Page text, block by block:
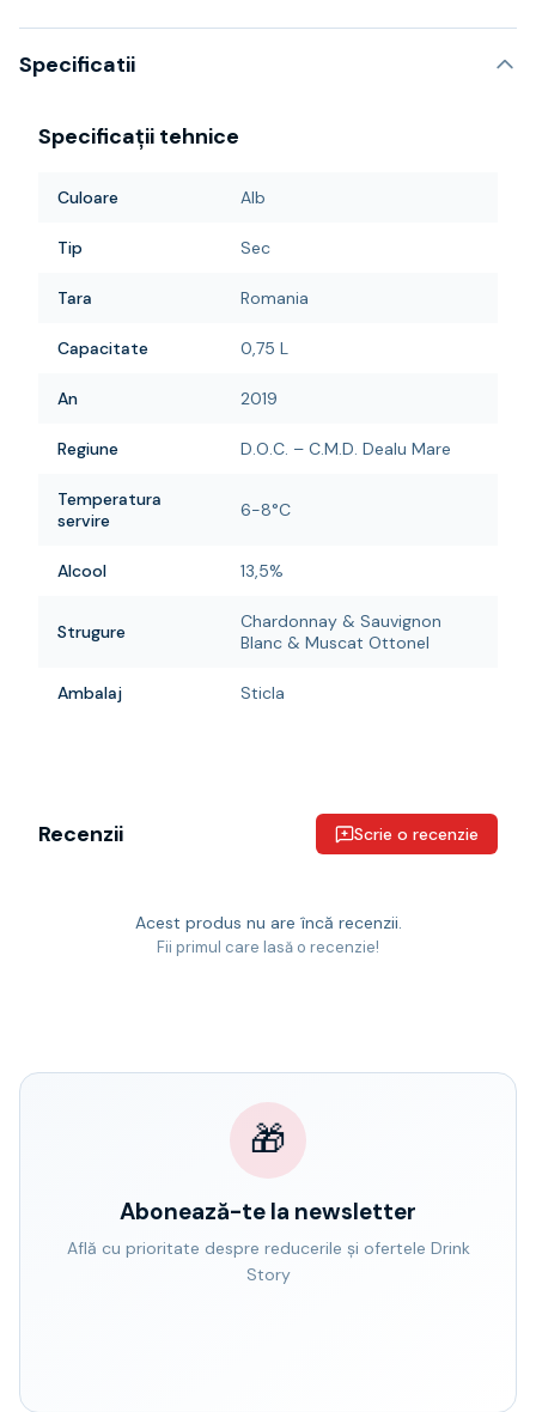
Specificatii
Specificații tehnice
Culoare Alb
Tip Sec
Tara Romania
Capacitate 0,75 L
An 2019
Regiune D.O.C. – C.M.D. Dealu Mare
Temperatura
servire
6-8°C
Alcool 13,5%
Strugure
Chardonnay & Sauvignon
Blanc & Muscat Ottonel
Ambalaj Sticla
Recenzii Scrie o recenzie
Acest produs nu are încă recenzii.
Fii primul care lasă o recenzie!
🎁
Abonează-te la newsletter
Află cu prioritate despre reducerile și ofertele Drink
Story